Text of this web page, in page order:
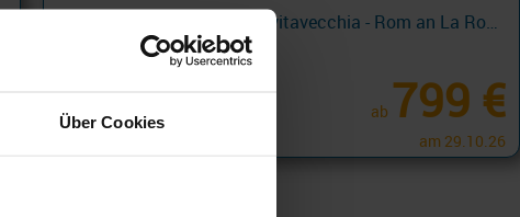
Über Cookies
Transatlantik 19 Tage ab Civitavecchia - Rom an La Romana mit Cashback
28.09.26 - 10.04.27
ab 799 €
am 29.10.26